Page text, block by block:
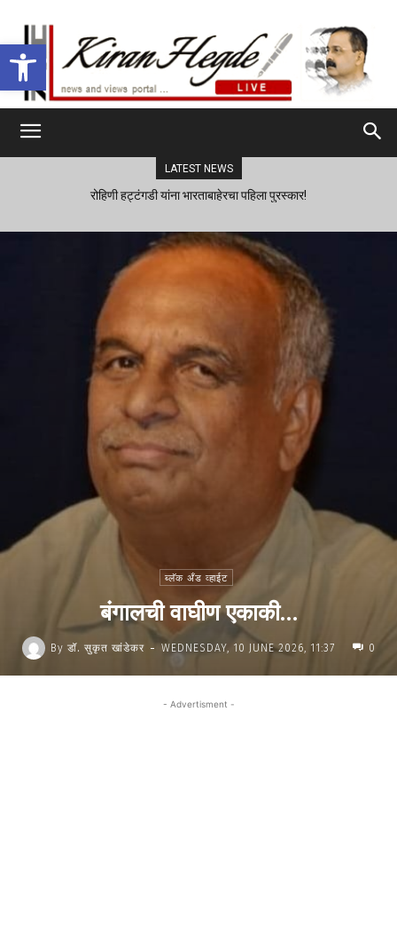
Open toolbar
LATEST NEWS
रोहिणी हट्टंगडी यांना भारताबाहेरचा पहिला पुरस्कार!
ब्लॅक अँड व्हाईट
बंगालची वाघीण एकाकी…
By डॉ. सुकृत खांडेकर - WEDNESDAY, 10 JUNE 2026, 11:37 0
- Advertisment -